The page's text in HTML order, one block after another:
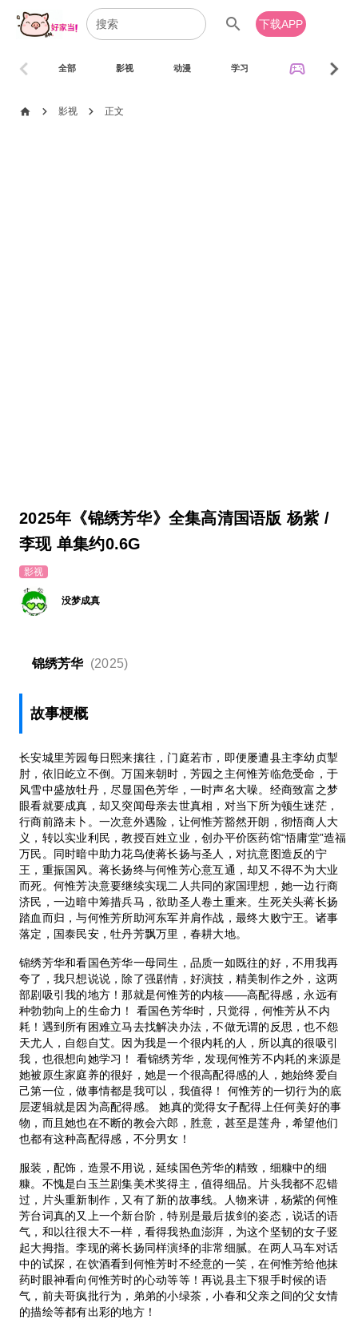
search 下载APP
全部 影视 动漫 学习 sports_esports
chevron_left chevron_right
home chevron_right 影视 chevron_right 正文
2025年《锦绣芳华》全集高清国语版 杨紫 /
李现 单集约0.6G
影视
没梦成真
锦绣芳华 (2025)
故事梗概
长安城里芳园每日熙来攘往，门庭若市，即便屡遭县主李幼贞掣
肘，依旧屹立不倒。万国来朝时，芳园之主何惟芳临危受命，于
风雪中盛放牡丹，尽显国色芳华，一时声名大噪。经商致富之梦
眼看就要成真，却又突闻母亲去世真相，对当下所为顿生迷茫，
行商前路未卜。一次意外遇险，让何惟芳豁然开朗，彻悟商人大
义，转以实业利民，教授百姓立业，创办平价医药馆“悟庸堂”造福
万民。同时暗中助力花鸟使蒋长扬与圣人，对抗意图造反的宁
王，重振国风。蒋长扬终与何惟芳心意互通，却又不得不为大业
而死。何惟芳决意要继续实现二人共同的家国理想，她一边行商
济民，一边暗中筹措兵马，欲助圣人卷土重来。生死关头蒋长扬
踏血而归，与何惟芳所助河东军并肩作战，最终大败宁王。诸事
落定，国泰民安，牡丹芳飘万里，春耕大地。
锦绣芳华和看国色芳华一母同生，品质一如既往的好，不用我再
夸了，我只想说说，除了强剧情，好演技，精美制作之外，这两
部剧吸引我的地方！那就是何惟芳的内核——高配得感，永远有
种勃勃向上的生命力！ 看国色芳华时，只觉得，何惟芳从不内
耗！遇到所有困难立马去找解决办法，不做无谓的反思，也不怨
天尤人，自怨自艾。因为我是一个很内耗的人，所以真的很吸引
我，也很想向她学习！ 看锦绣芳华，发现何惟芳不内耗的来源是
她被原生家庭养的很好，她是一个很高配得感的人，她始终爱自
己第一位，做事情都是我可以，我值得！ 何惟芳的一切行为的底
层逻辑就是因为高配得感。 她真的觉得女子配得上任何美好的事
物，而且她也在不断的教会六郎，胜意，甚至是莲舟，希望他们
也都有这种高配得感，不分男女！
服装，配饰，造景不用说，延续国色芳华的精致，细糠中的细
糠。不愧是白玉兰剧集美术奖得主，值得细品。片头我都不忍错
过，片头重新制作，又有了新的故事线。人物来讲，杨紫的何惟
芳台词真的又上一个新台阶，特别是最后拔剑的姿态，说话的语
气，和以往很大不一样，看得我热血澎湃，为这个坚韧的女子竖
起大拇指。李现的蒋长扬同样演绎的非常细腻。在两人马车对话
中的试探，在饮酒看到何惟芳时不经意的一笑，在何惟芳给他抹
药时眼神看向何惟芳时的心动等等！再说县主下狠手时候的语
气，前夫哥疯批行为，弟弟的小绿茶，小春和父亲之间的父女情
的描绘等都有出彩的地方！